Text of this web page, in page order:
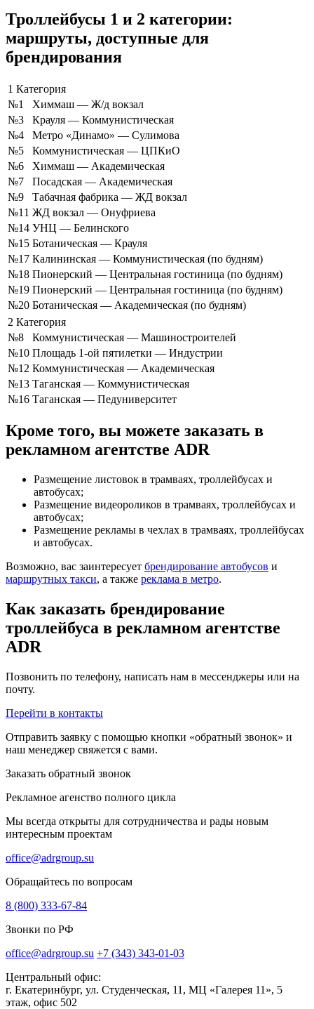
Троллейбусы 1 и 2 категории:
маршруты, доступные для
брендирования
1 Категория
№1
Химмаш — Ж/д вокзал
№3
Крауля — Коммунистическая
№4
Метро «Динамо» — Сулимова
№5
Коммунистическая — ЦПКиО
№6
Химмаш — Академическая
№7
Посадская — Академическая
№9
Табачная фабрика — ЖД вокзал
№11 ЖД вокзал — Онуфриева
№14 УНЦ — Белинского
№15 Ботаническая — Крауля
№17 Калининская — Коммунистическая (по будням)
№18 Пионерский — Центральная гостиница (по будням)
№19 Пионерский — Центральная гостиница (по будням)
№20 Ботаническая — Академическая (по будням)
2 Категория
№8
Коммунистическая — Машиностроителей
№10 Площадь 1-ой пятилетки — Индустрии
№12 Коммунистическая — Академическая
№13 Таганская — Коммунистическая
№16 Таганская — Педуниверситет
Кроме того, вы можете заказать в
рекламном агентстве ADR
Размещение листовок в трамваях, троллейбусах и
автобусах;
Размещение видеороликов в трамваях, троллейбусах и
автобусах;
Размещение рекламы в чехлах в трамваях, троллейбусах
и автобусах.
Возможно, вас заинтересует брендирование автобусов и
маршрутных такси, а также реклама в метро.
Как заказать брендирование
троллейбуса в рекламном агентстве
ADR
Позвонить по телефону, написать нам в мессенджеры или на
почту.
Перейти в контакты
Отправить заявку с помощью кнопки «обратный звонок» и
наш менеджер свяжется с вами.
Заказать обратный звонок
Рекламное агенство полного цикла
Мы всегда открыты для сотрудничества и рады новым
интересным проектам
office@adrgroup.su
Обращайтесь по вопросам
8 (800) 333-67-84
Звонки по РФ
office@adrgroup.su +7 (343) 343-01-03
Центральный офис:
г. Екатеринбург, ул. Студенческая, 11, МЦ «Галерея 11», 5
этаж, офис 502